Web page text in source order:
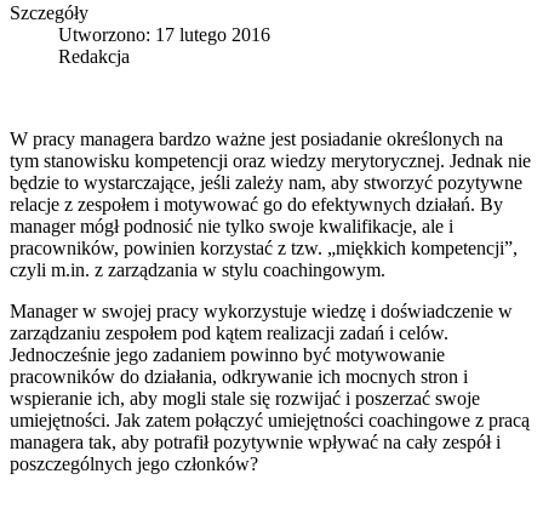
Szczegóły
Utworzono: 17 lutego 2016
Redakcja
W pracy managera bardzo ważne jest posiadanie określonych na
tym stanowisku kompetencji oraz wiedzy merytorycznej. Jednak nie
będzie to wystarczające, jeśli zależy nam, aby stworzyć pozytywne
relacje z zespołem i motywować go do efektywnych działań. By
manager mógł podnosić nie tylko swoje kwalifikacje, ale i
pracowników, powinien korzystać z tzw. „miękkich kompetencji”,
czyli m.in. z zarządzania w stylu coachingowym.
Manager w swojej pracy wykorzystuje wiedzę i doświadczenie w
zarządzaniu zespołem pod kątem realizacji zadań i celów.
Jednocześnie jego zadaniem powinno być motywowanie
pracowników do działania, odkrywanie ich mocnych stron i
wspieranie ich, aby mogli stale się rozwijać i poszerzać swoje
umiejętności. Jak zatem połączyć umiejętności coachingowe z pracą
managera tak, aby potrafił pozytywnie wpływać na cały zespół i
poszczególnych jego członków?